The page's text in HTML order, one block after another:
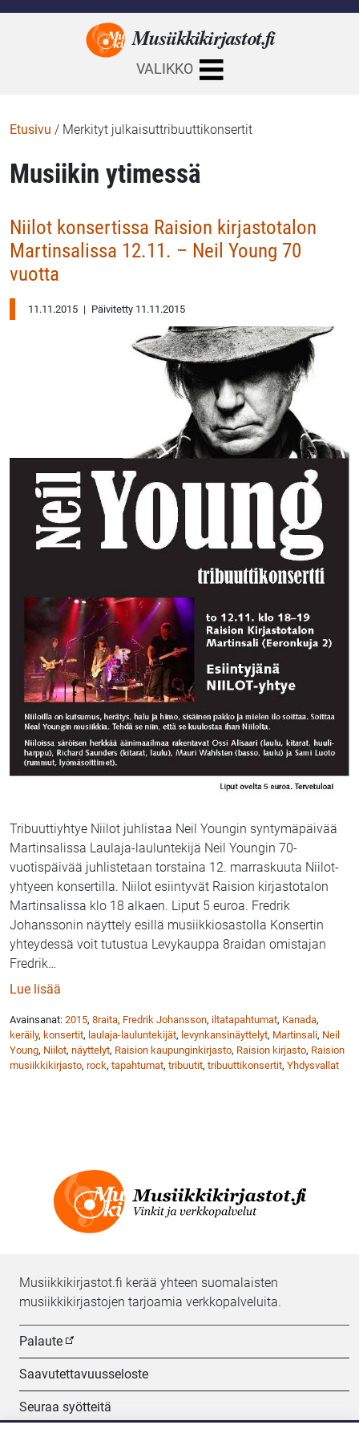
Musiikkikirjastot.fi
VALIKKO
Etusivu / Merkityt julkaisuttribuuttikonsertit
Musiikin ytimessä
Niilot konsertissa Raision kirjastotalon
Martinsalissa 12.11. – Neil Young 70
vuotta
11.11.2015 | Päivitetty 11.11.2015
Tribuuttiyhtye Niilot juhlistaa Neil Youngin syntymäpäivää
Martinsalissa Laulaja-lauluntekijä Neil Youngin 70-
vuotispäivää juhlistetaan torstaina 12. marraskuuta Niilot-
yhtyeen konsertilla. Niilot esiintyvät Raision kirjastotalon
Martinsalissa klo 18 alkaen. Liput 5 euroa. Fredrik
Johanssonin näyttely esillä musiikkiosastolla Konsertin
yhteydessä voit tutustua Levykauppa 8raidan omistajan
Fredrik…
Lue lisää
Avainsanat: 2015, 8raita, Fredrik Johansson, iltatapahtumat, Kanada,
keräily, konsertit, laulaja-lauluntekijät, levynkansinäyttelyt, Martinsali, Neil
Young, Niilot, näyttelyt, Raision kaupunginkirjasto, Raision kirjasto, Raision
musiikkikirjasto, rock, tapahtumat, tribuutit, tribuuttikonsertit, Yhdysvallat
Musiikkikirjastot.fi kerää yhteen suomalaisten
musiikkikirjastojen tarjoamia verkkopalveluita.
Palaute
Saavutettavuusseloste
Seuraa syötteitä